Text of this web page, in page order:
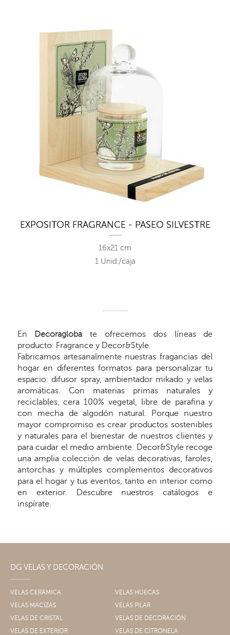
EXPOSITOR FRAGRANCE - PASEO SILVESTRE
16x21 cm
1 Unid./caja
En Decoragloba te ofrecemos dos líneas de
producto: Fragrance y Decor&Style.
Fabricamos artesanalmente nuestras fragancias del
hogar en diferentes formatos para personalizar tu
espacio: difusor spray, ambientador mikado y velas
aromáticas. Con materias primas naturales y
reciclables, cera 100% vegetal, libre de parafina y
con mecha de algodón natural. Porque nuestro
mayor compromiso es crear productos sostenibles
y naturales para el bienestar de nuestros clientes y
para cuidar el medio ambiente. Decor&Style recoge
una amplia colección de velas decorativas, faroles,
antorchas y múltiples complementos decorativos
para el hogar y tus eventos, tanto en interior como
en exterior. Descubre nuestros catálogos e
inspírate.
DG VELAS Y DECORACIÓN
VELAS CERÁMICA
VELAS HUECAS
VELAS MACIZAS
VELAS PILAR
VELAS DE CRISTAL
VELAS DE DECORACIÓN
VELAS DE EXTERIOR
VELAS DE CITRONELA